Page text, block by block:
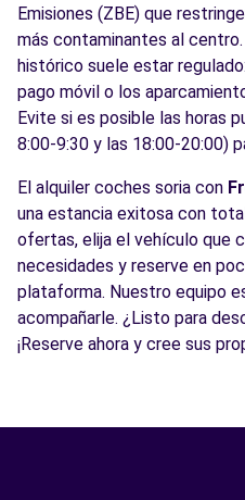
Emisiones (ZBE) que
más contaminantes al
histórico suele estar
pago móvil o los
Evite si es posible las horas
8:00-9:30 y las 18:00-20:00)
El alquiler coches soria con
una estancia exitosa con
ofertas, elija el vehículo que
necesidades y reserve en
plataforma. Nuestro equipo
acompañarle. ¿Listo para
¡Reserve ahora y cree sus